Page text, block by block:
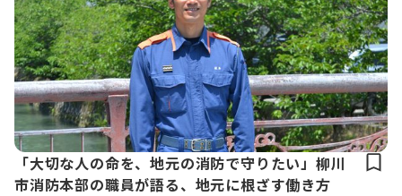
「大切な人の命を、地元の消防で守りたい」柳川
市消防本部の職員が語る、地元に根ざす働き方